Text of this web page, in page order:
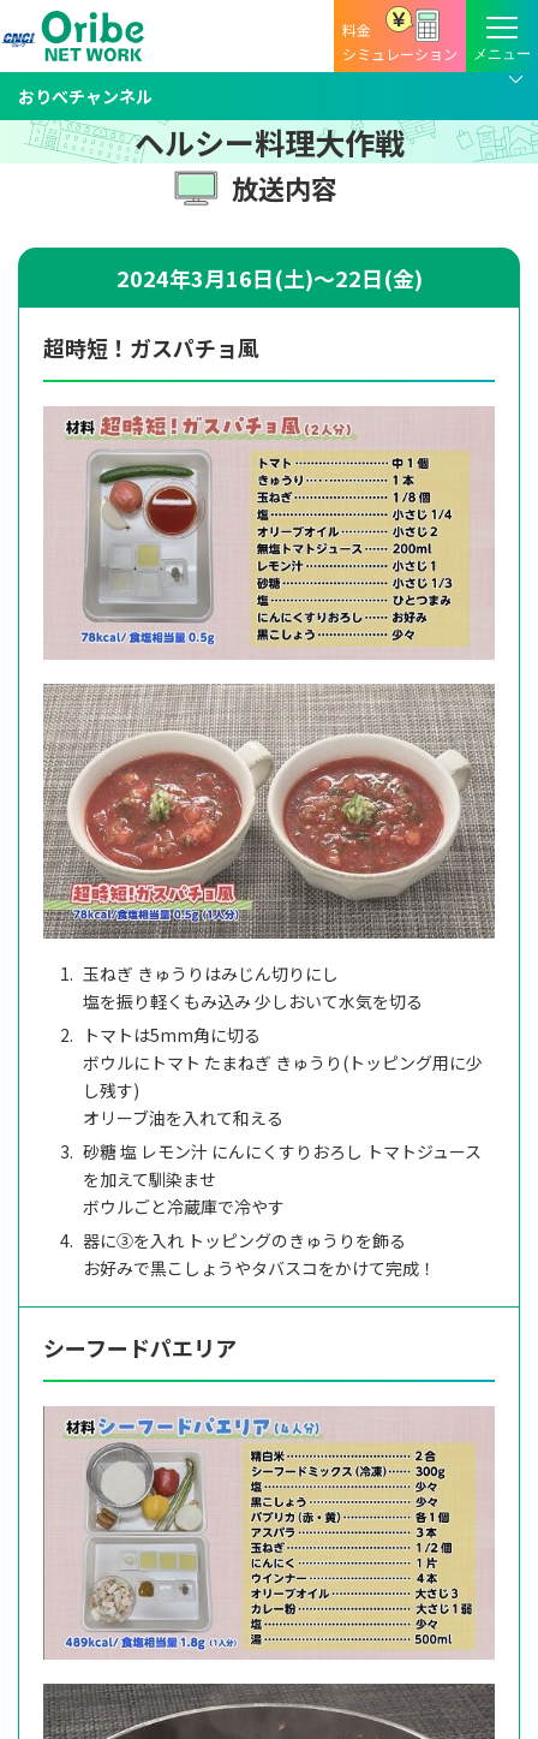
料金
シミュレーション
おりべチャンネル
ヘルシー料理大作戦
放送内容
2024年3月16日(土)～22日(金)
超時短！ガスパチョ風
玉ねぎ きゅうりはみじん切りにし
塩を振り軽くもみ込み 少しおいて水気を切る
トマトは5mm角に切る
ボウルにトマト たまねぎ きゅうり(トッピング用に少
し残す)
オリーブ油を入れて和える
砂糖 塩 レモン汁 にんにくすりおろし トマトジュース
を加えて馴染ませ
ボウルごと冷蔵庫で冷やす
器に③を入れ トッピングのきゅうりを飾る
お好みで黒こしょうやタバスコをかけて完成！
シーフードパエリア